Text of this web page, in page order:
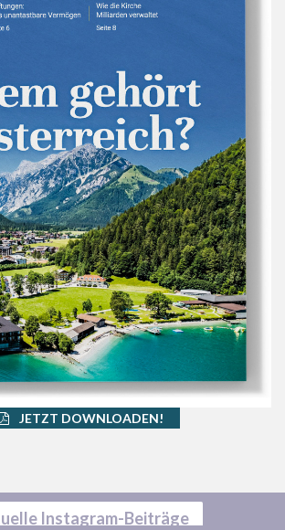
JETZT DOWNLOADEN!
Instagram-Beiträge